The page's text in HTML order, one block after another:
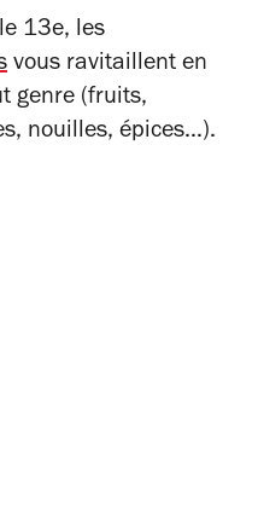
13e, les
vous ravitaillent en
genre (fruits,
nouilles, épices…).